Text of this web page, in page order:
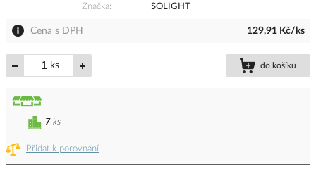
Značka
SOLIGHT
Cena s DPH 129,91 Kč/ks
ks do košíku
Přidat k porovnání
7 ks